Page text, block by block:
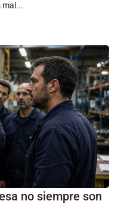
mal...
no siempre son